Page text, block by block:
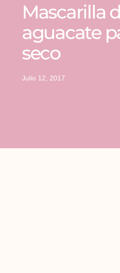
Mascarilla
aguacate
seco
Julio 12, 2017